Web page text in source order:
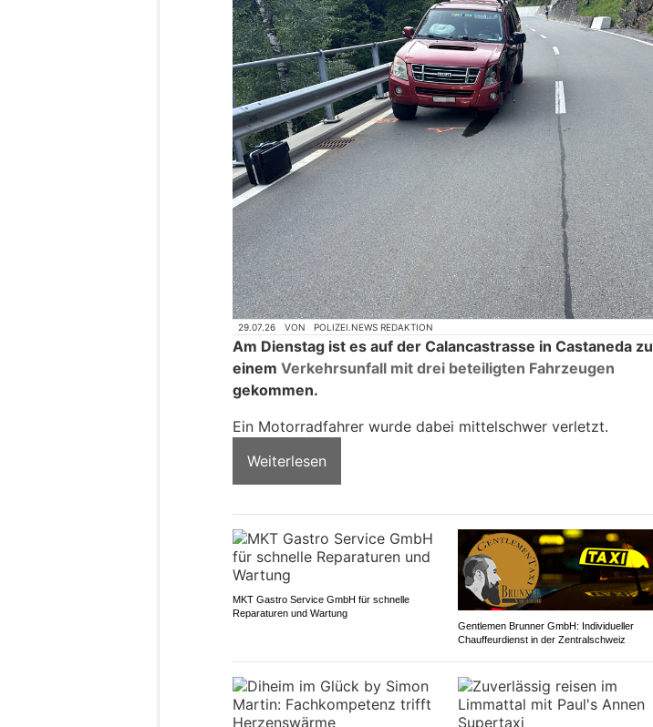
29.07.26 VON POLIZEI.NEWS REDAKTION
Am Dienstag ist es auf der Calancastrasse in Castaneda zu
einem Verkehrsunfall mit drei beteiligten Fahrzeugen
gekommen.
Ein Motorradfahrer wurde dabei mittelschwer verletzt.
Weiterlesen
MKT Gastro Service GmbH für schnelle
Reparaturen und Wartung
Gentlemen Brunner GmbH: Individueller
Chauffeurdienst in der Zentralschweiz